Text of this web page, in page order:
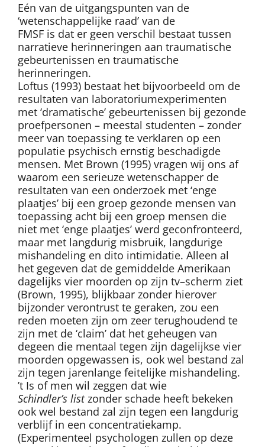
Eén van de uitgangspunten van de
‘wetenschappelijke raad’ van de
FMSF is dat er geen verschil bestaat tussen
narratieve herinneringen aan traumatische
gebeurtenissen en traumatische
herinneringen.
Loftus (1993) bestaat het bijvoorbeeld om de
resultaten van laboratoriumexperimenten
met ‘dramatische’ gebeurtenissen bij gezonde
proefpersonen – meestal studenten – zonder
meer van toepassing te verklaren op een
populatie psychisch ernstig beschadigde
mensen. Met Brown (1995) vragen wij ons af
waarom een serieuze wetenschapper de
resultaten van een onderzoek met ‘enge
plaatjes’ bij een groep gezonde mensen van
toepassing acht bij een groep mensen die
niet met ‘enge plaatjes’ werd geconfronteerd,
maar met langdurig misbruik, langdurige
mishandeling en dito intimidatie. Alleen al
het gegeven dat de gemiddelde Amerikaan
dagelijks vier moorden op zijn tv–scherm ziet
(Brown, 1995), blijkbaar zonder hierover
bijzonder verontrust te geraken, zou een
reden moeten zijn om zeer terughoudend te
zijn met de ‘claim’ dat het geheugen van
degeen die mentaal tegen zijn dagelijkse vier
moorden opgewassen is, ook wel bestand zal
zijn tegen jarenlange feitelijke mishandeling.
’t Is of men wil zeggen dat wie
Schindler’s listzonder schade heeft bekeken
ook wel bestand zal zijn tegen een langdurig
verblijf in een concentratiekamp.
(Experimenteel psychologen zullen op deze